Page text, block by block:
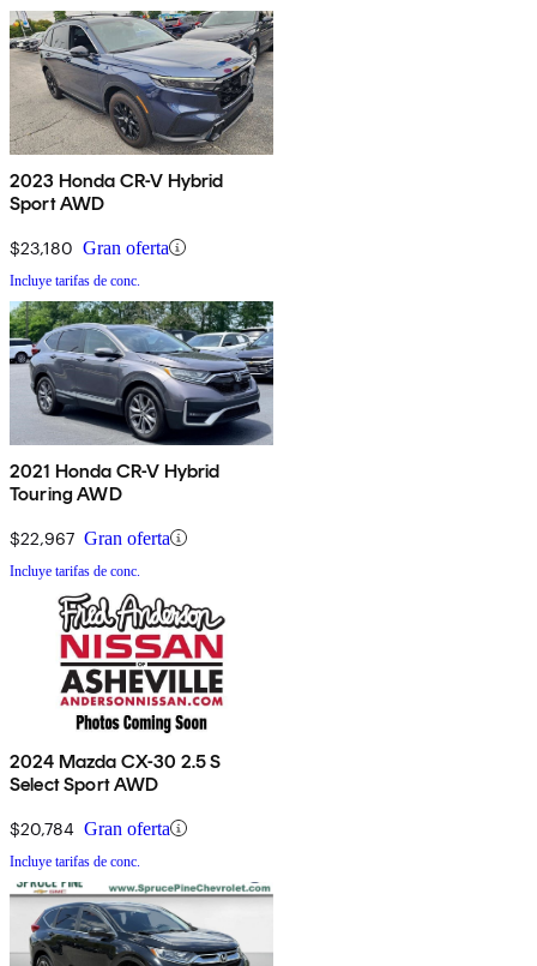
2023 Honda CR-V Hybrid
Sport AWD
$23,180 Gran oferta
Incluye tarifas de conc.
2021 Honda CR-V Hybrid
Touring AWD
$22,967 Gran oferta
Incluye tarifas de conc.
2024 Mazda CX-30 2.5 S
Select Sport AWD
$20,784 Gran oferta
Incluye tarifas de conc.